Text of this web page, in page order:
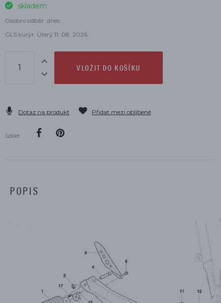
skladem
Osobní odběr: dnes
GLS kurýr: Úterý 11. 08. 2026
VLOŽIT DO KOŠÍKU
Dotaz na produkt Přidat mezi oblíbené
Sdílet
POPIS